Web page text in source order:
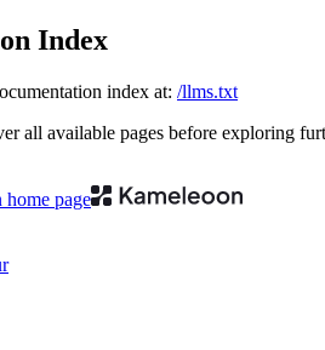
Index
index at: /llms.txt
all available pages before exploring
home page